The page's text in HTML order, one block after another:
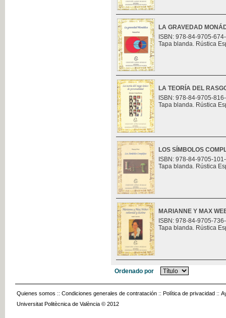
LA GRAVEDAD
ISBN: 978-84-9705-
Tapa blanda. Rústica
LA TEORÍA DEL
ISBN: 978-84-9705-
Tapa blanda. Rústica
LOS SÍMBOLOS
ISBN: 978-84-9705-
Tapa blanda. Rústica
MARIANNE Y MAX
ISBN: 978-84-9705-
Tapa blanda. Rústica
Ordenado por
Quienes somos :: Condiciones generales de contratación :: Política de privacidad ::
Universitat Politècnica de València © 2012